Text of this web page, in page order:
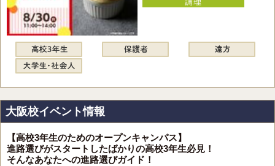
大阪校イベント情報
【高校3年生のためのオープンキャンパス】
進路選びがスタートしたばかりの高校3年生必見！
そんなあなたへの進路選びガイド！